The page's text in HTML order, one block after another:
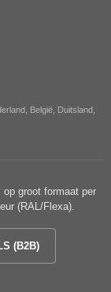
België, Duitsland,
groot formaat per
(RAL/Flexa).
(B2B)